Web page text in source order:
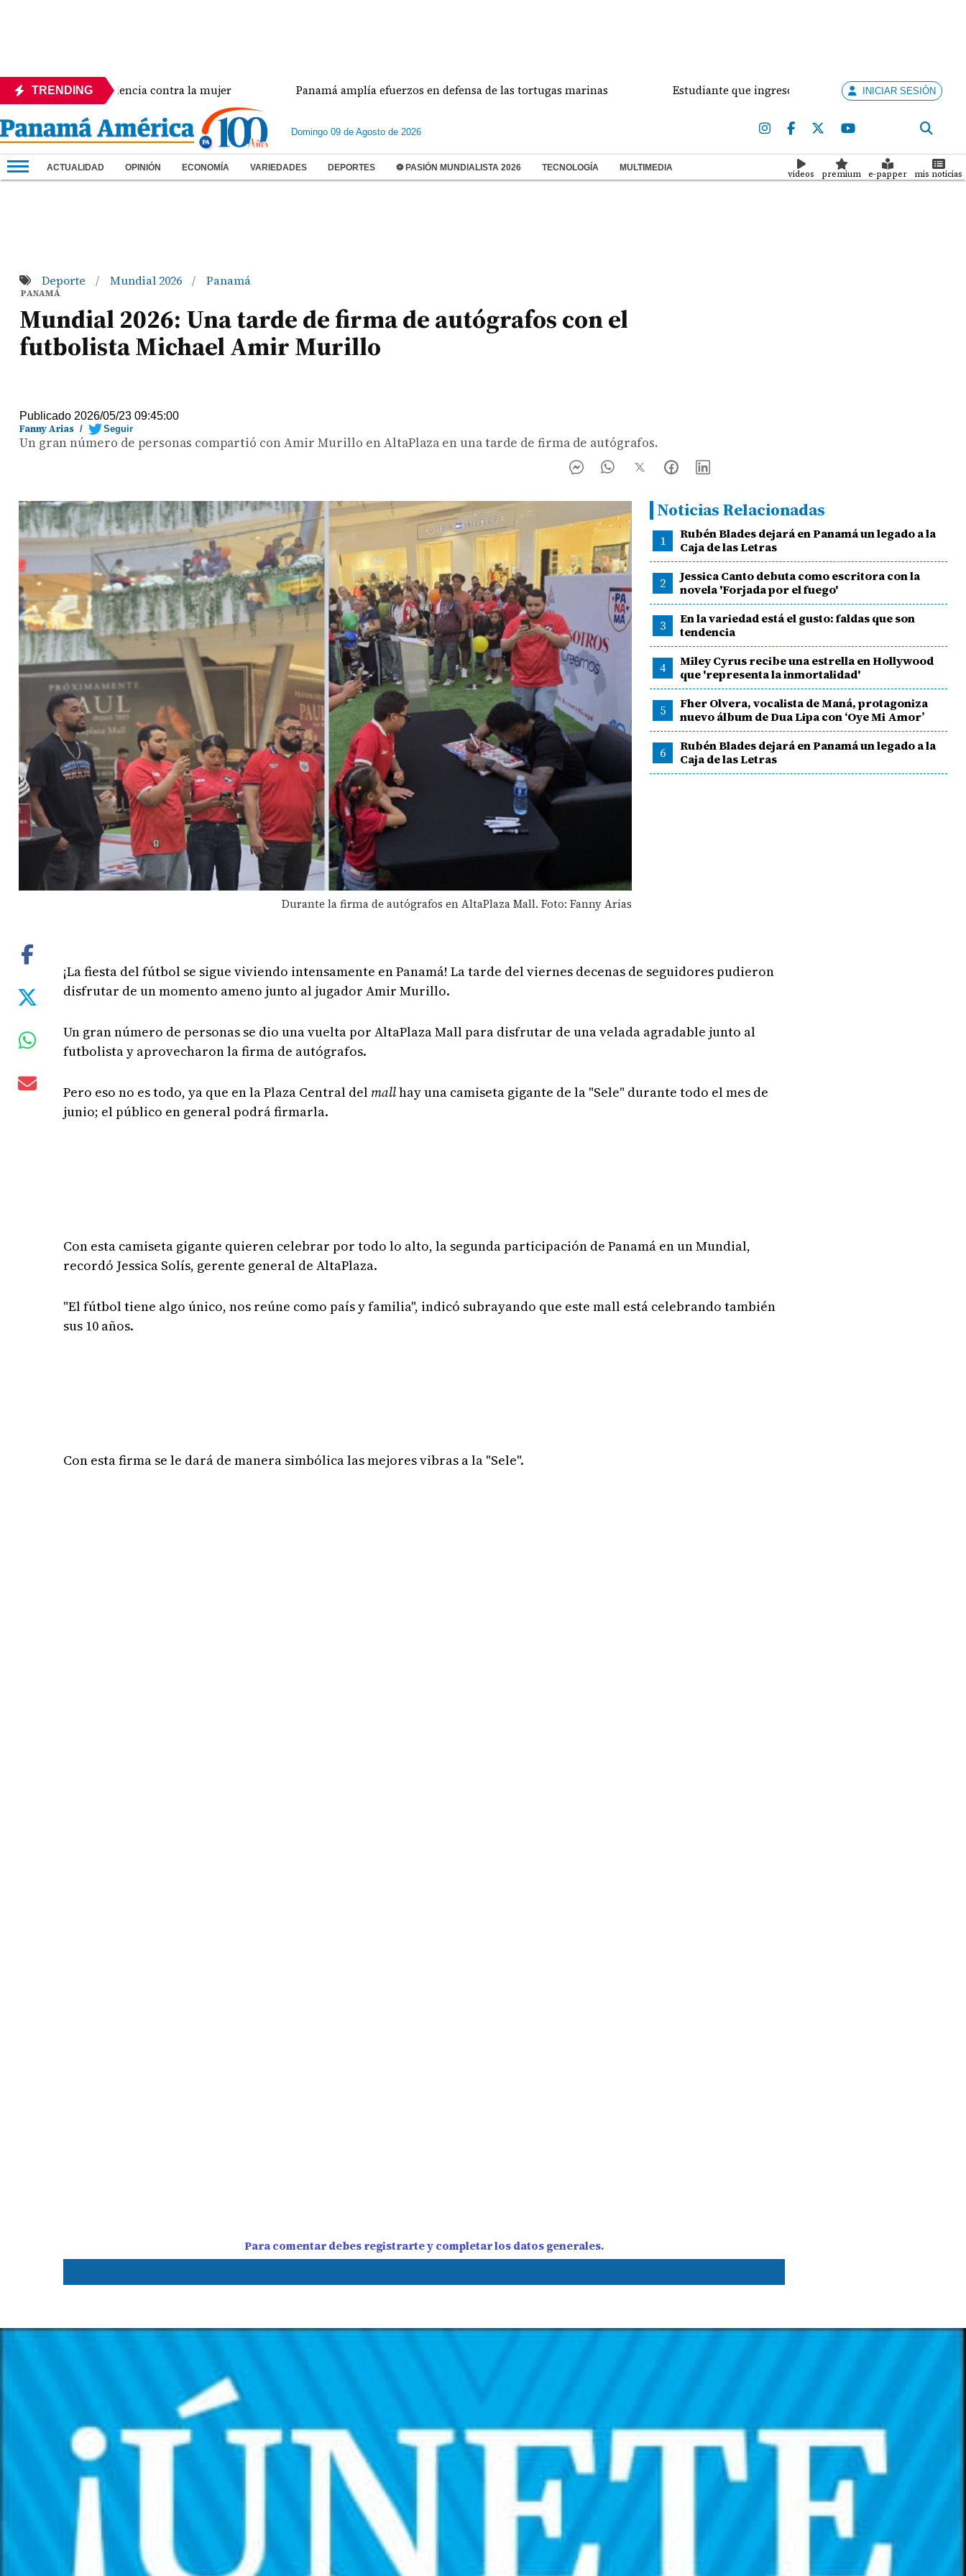
TRENDING
de violencia contra la mujer Panamá amplía efuerzos en defensa de las tortugas marinas Estudiante que ingresó con un arma de fuego al 'Dolores Moscote'
INICIAR SESIÓN
Domingo 09 de Agosto de 2026
ACTUALIDAD OPINIÓN ECONOMÍA VARIEDADES DEPORTES ⚽ PASIÓN MUNDIALISTA 2026 TECNOLOGÍA MULTIMEDIA
videos premium e-papper mis noticias
Deporte / Mundial 2026 / Panamá
PANAMÁ
Mundial 2026: Una tarde de firma de autógrafos con el
futbolista Michael Amir Murillo
Publicado 2026/05/23 09:45:00
Fanny Arias / Seguir
Un gran número de personas compartió con Amir Murillo en AltaPlaza en una tarde de firma de autógrafos.
Durante la firma de autógrafos en AltaPlaza Mall. Foto: Fanny Arias
Noticias Relacionadas
1
Rubén Blades dejará en Panamá un legado a la
Caja de las Letras
2
Jessica Canto debuta como escritora con la
novela 'Forjada por el fuego'
3
En la variedad está el gusto: faldas que son
tendencia
4
Miley Cyrus recibe una estrella en Hollywood
que 'representa la inmortalidad'
5
Fher Olvera, vocalista de Maná, protagoniza
nuevo álbum de Dua Lipa con ‘Oye Mi Amor’
6
Rubén Blades dejará en Panamá un legado a la
Caja de las Letras
¡La fiesta del fútbol se sigue viviendo intensamente en Panamá! La tarde del viernes decenas de seguidores pudieron
disfrutar de un momento ameno junto al jugador Amir Murillo.
Un gran número de personas se dio una vuelta por AltaPlaza Mall para disfrutar de una velada agradable junto al
futbolista y aprovecharon la firma de autógrafos.
Pero eso no es todo, ya que en la Plaza Central del mallhay una camiseta gigante de la "Sele" durante todo el mes de
junio; el público en general podrá firmarla.
Con esta camiseta gigante quieren celebrar por todo lo alto, la segunda participación de Panamá en un Mundial,
recordó Jessica Solís, gerente general de AltaPlaza.
"El fútbol tiene algo único, nos reúne como país y familia", indicó subrayando que este mall está celebrando también
sus 10 años.
Con esta firma se le dará de manera simbólica las mejores vibras a la "Sele".
Para comentar debes registrarte y completar los datos generales.